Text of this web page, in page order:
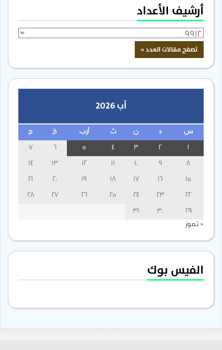
أرشيف الأعداد
آب 2026
س ن ث أرب خ ج
3
13
14
15
16
17
18
19
20
21
22
23
24
25
26
27
28
29
30
31
« تموز
الفيس بوك